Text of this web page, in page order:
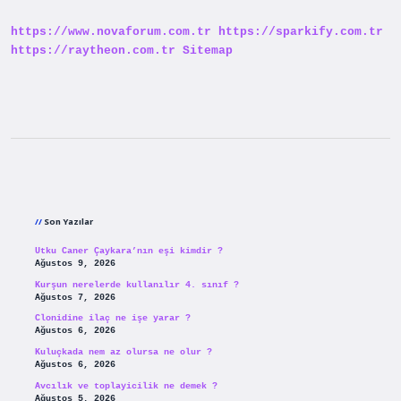
https://www.novaforum.com.tr
https://sparkify.com.tr
https://raytheon.com.tr Sitemap
Son Yazılar
Utku Caner Çaykara’nın eşi kimdir ?
Ağustos 9, 2026
Kurşun nerelerde kullanılır 4. sınıf ?
Ağustos 7, 2026
Clonidine ilaç ne işe yarar ?
Ağustos 6, 2026
Kuluçkada nem az olursa ne olur ?
Ağustos 6, 2026
Avcılık ve toplayicilik ne demek ?
Ağustos 5, 2026